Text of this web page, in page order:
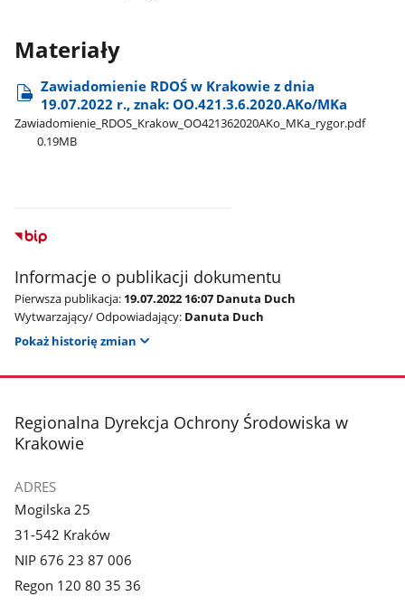
Materiały
Zawiadomienie RDOŚ w Krakowie z dnia
19.07.2022 r., znak: OO.421.3.6.2020.AKo/MKa
Zawiadomienie​_RDOS​_Krakow​_OO421362020AKo​_MKa​_rygor.pdf
0.19MB
Informacje o publikacji dokumentu
Pierwsza publikacja: 19.07.2022 16:07 Danuta Duch
Wytwarzający/ Odpowiadający: Danuta Duch
Pokaż historię zmian
stopka
Regionalna Dyrekcja Ochrony Środowiska w
Krakowie
ADRES
Mogilska 25
31-542 Kraków
NIP 676 23 87 006
Regon 120 80 35 36